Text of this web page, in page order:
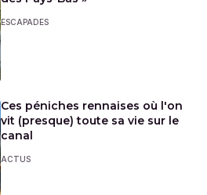
ESCAPADES
Ces péniches rennaises où l'on
vit (presque) toute sa vie sur le
canal
ACTUS